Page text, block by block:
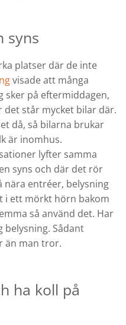
syns
platser där de inte
visade att många
sker på eftermiddagen,
det står mycket bilar där.
då, så bilarna brukar
är inomhus.
lyfter samma
syns och där det rör
nära entréer, belysning
i ett mörkt hörn bakom
så använd det. Har
Sådant
än man tror.
ha koll på